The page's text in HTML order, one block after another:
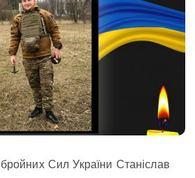
Сил України Станіслав